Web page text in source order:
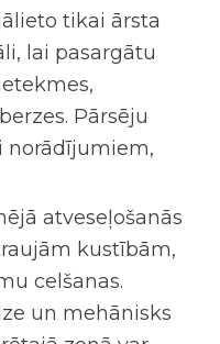
tikai ārsta
lai pasargātu
Pārsēju
norādījumiem,
atveseļošanās
kustībām,
celšanas.
un mehānisks